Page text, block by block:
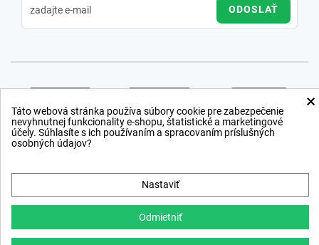
ODOSLAŤ
×
Táto webová stránka používa súbory cookie pre zabezpečenie
nevyhnutnej funkcionality e-shopu, štatistické a marketingové
účely. Súhlasíte s ich používaním a spracovaním príslušných
osobných údajov?
Nastaviť
Odmietniť